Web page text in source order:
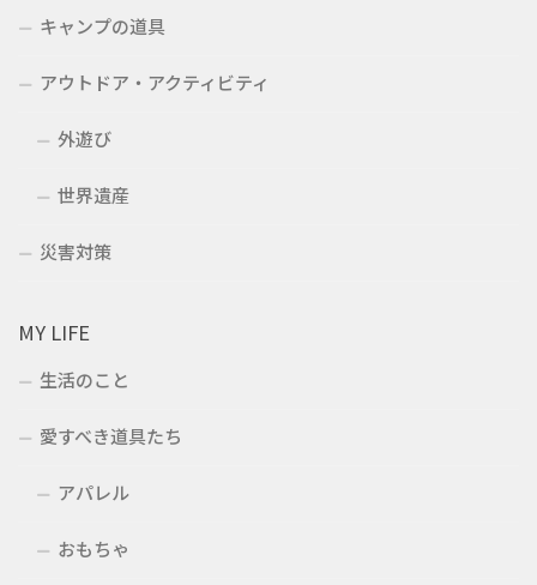
キャンプの道具
アウトドア・アクティビティ
外遊び
世界遺産
災害対策
MY LIFE
生活のこと
愛すべき道具たち
アパレル
おもちゃ